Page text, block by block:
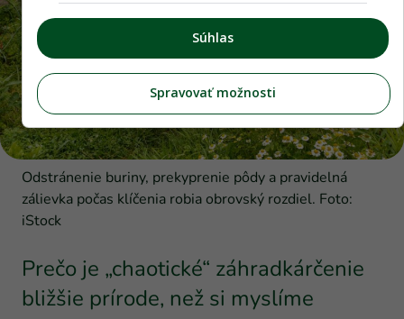
Odstránenie buriny, prekyprenie pôdy a pravidelná
zálievka počas klíčenia robia obrovský rozdiel. Foto:
iStock
Prečo je „chaotické“ záhradkárčenie
bližšie prírode, než si myslíme
Súhlas
Spravovať možnosti